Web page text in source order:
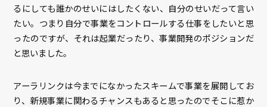
るにしても誰かのせいにはしたくない、自分のせいだって言い
たい。つまり自分で事業をコントロールする仕事をしたいと思
ったのですが、それは起業だったり、事業開発のポジションだ
と思いました。
アーラリンクは今までになかったスキームで事業を展開してお
り、新規事業に関わるチャンスもあると思ったのでそこに惹か